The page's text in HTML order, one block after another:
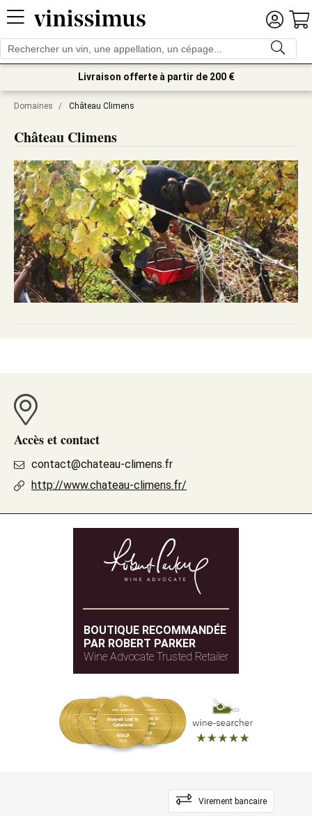
Livraison offerte à partir de 200 €
Domaines / Château Climens
Château Climens
Accès et contact
contact@chateau-climens.fr
http://www.chateau-climens.fr/
BOUTIQUE RECOMMANDÉE
PAR ROBERT PARKER
Wine Advocate Trusted Retailer
Virement bancaire